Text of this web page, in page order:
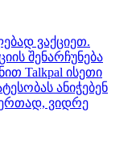
ვაქციეთ.
შენარჩუნება
Talkpal ისეთი
ანიჭებენ
ერთად, ვიდრე